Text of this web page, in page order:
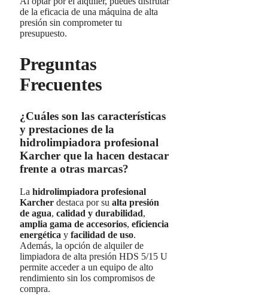
de la eficacia de una máquina de alta
presión sin comprometer tu
presupuesto.
Preguntas
Frecuentes
¿Cuáles son las características
y prestaciones de la
hidrolimpiadora profesional
Karcher que la hacen destacar
frente a otras marcas?
La hidrolimpiadora profesional
Karcher destaca por su alta presión
de agua, calidad y durabilidad,
amplia gama de accesorios, eficiencia
energética y facilidad de uso.
Además, la opción de alquiler de
limpiadora de alta presión HDS 5/15 U
permite acceder a un equipo de alto
rendimiento sin los compromisos de
compra.